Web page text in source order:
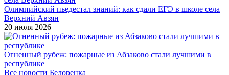
Олимпийский пьедестал знаний: как сдали ЕГЭ в школе села
Верхний Авзян
20 июля 2026
Огненный рубеж: пожарные из Абзаково стали лучшими в
республике
Все новости Белорецка